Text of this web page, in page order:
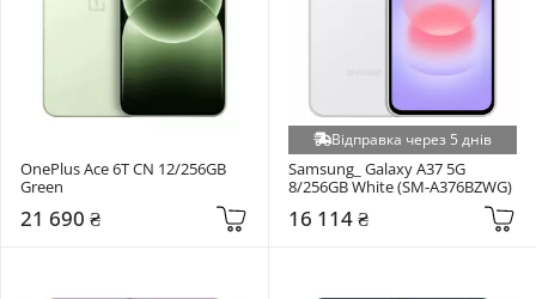
OnePlus Ace 6T CN 12/256GB
Green
21 690 ₴
Відправка через 5 днів
Samsung_ Galaxy A37 5G
8/256GB White (SM-A376BZWG)
16 114 ₴